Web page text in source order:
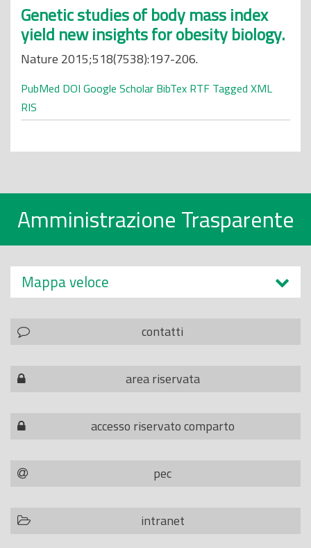
Genetic studies of body mass index
yield new insights for obesity biology.
Nature 2015;518(7538):197-206.
PubMed DOI Google Scholar BibTex RTF Tagged XML
RIS
Amministrazione Trasparente
Mappa veloce
contatti
area riservata
accesso riservato comparto
pec
intranet